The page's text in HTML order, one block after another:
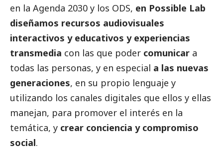
en la Agenda 2030 y los ODS, en Possible Lab
diseñamos recursos audiovisuales
interactivos y educativos y experiencias
transmedia con las que poder comunicar a
todas las personas, y en especial a las nuevas
generaciones, en su propio lenguaje y
utilizando los canales digitales que ellos y ellas
manejan, para promover el interés en la
temática, y crear conciencia y compromiso
social.